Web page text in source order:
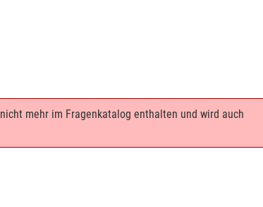
nicht mehr im Fragenkatalog enthalten und wird auch